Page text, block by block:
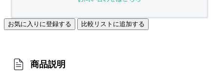
お気に入りに登録する 比較リストに追加する
商品説明